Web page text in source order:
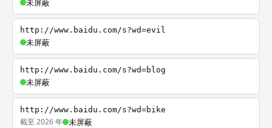
未屏蔽
http://www.baidu.com/s?wd=evil
未屏蔽
http://www.baidu.com/s?wd=blog
未屏蔽
http://www.baidu.com/s?wd=bike
截至 2026 年 未屏蔽